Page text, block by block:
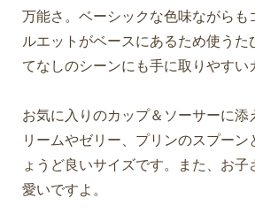
万能さ。ベーシックな色味ながらも
ルエットがベースにあるため使うた
てなしのシーンにも手に取りやすい
お気に入りのカップ＆ソーサーに添
リームやゼリー、プリンのスプーン
ょうど良いサイズです。また、お子
愛いですよ。